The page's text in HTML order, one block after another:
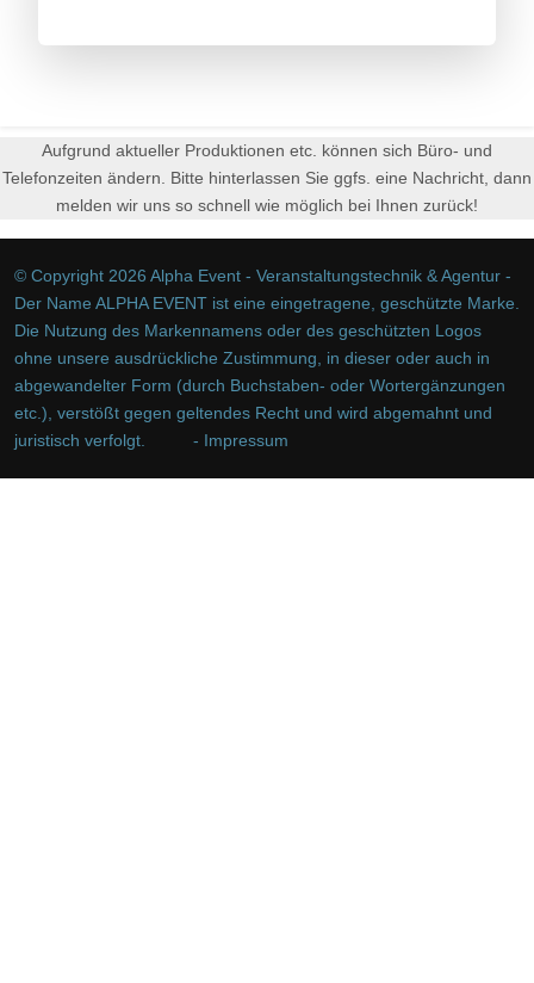
Aufgrund aktueller Produktionen etc. können sich Büro- und
Telefonzeiten ändern. Bitte hinterlassen Sie ggfs. eine Nachricht, dann
melden wir uns so schnell wie möglich bei Ihnen zurück!
© Copyright 2026 Alpha Event - Veranstaltungstechnik & Agentur -
Der Name ALPHA EVENT ist eine eingetragene, geschützte Marke.
Die Nutzung des Markennamens oder des geschützten Logos
ohne unsere ausdrückliche Zustimmung, in dieser oder auch in
abgewandelter Form (durch Buchstaben- oder Wortergänzungen
etc.), verstößt gegen geltendes Recht und wird abgemahnt und
juristisch verfolgt.
- Impressum